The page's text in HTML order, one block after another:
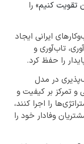
تقویت کنیم» را
ایرانی ایجاد
تاب‌آوری و
را حفظ کرد.
در مدل
و تمرکز بر کیفیت و
را اجرا کنند،
وفادار خود را